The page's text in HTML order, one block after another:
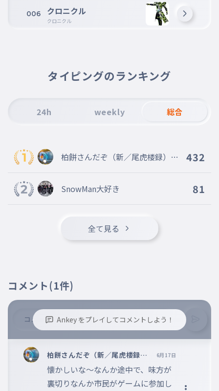
006 クロニクル
クロニクル
タイピングのランキング
24h weekly 総合
柏餅さんだぞ（新／尾虎楼録）（
432
SnowMan大好き 81
全て見る
コメント (1件)
Ankey をプレイしてコメントしよう！
※コメントするには、ログインが必要です。
柏餅さんだぞ（新／尾虎楼録）
（旧／夜狼 藺酔）400から６
００代を行き来するAnkeyを
しています
6月17日
懐かしいな〜なんか途中で、味方が
裏切りなんか市民がゲームに参加し